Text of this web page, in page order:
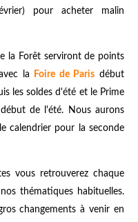
pour acheter malin
la Forêt serviront de points
la
Foire de Paris début
les soldes d'été et le Prime
de l'été. Nous aurons
calendrier pour la seconde
vous retrouverez chaque
thématiques habituelles.
changements à venir en